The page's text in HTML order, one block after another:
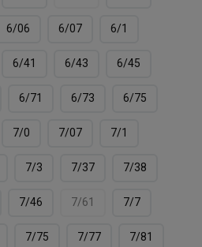
6/06 6/07 6/1
6/41 6/43 6/45
6/71 6/73 6/75
7/0 7/07 7/1
7/3 7/37 7/38
7/46 7/61 7/7
7/75 7/77 7/81